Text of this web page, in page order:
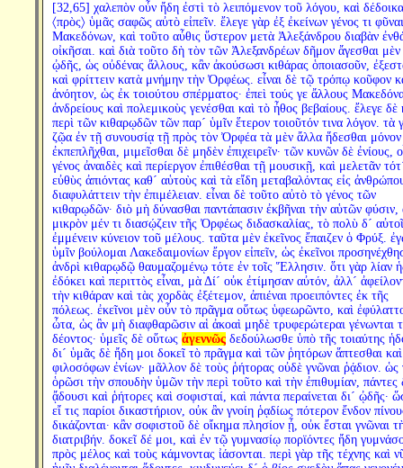
[32,65] χαλεπὸν οὖν ἤδη ἐστὶ τὸ λειπόμενον τοῦ λόγου, καὶ δέδοικα
〈πρὸς〉 ὑμᾶς σαφῶς αὐτὸ εἰπεῖν. ἔλεγε γὰρ ἐξ ἐκείνων γένος τι φῦναι
Μακεδόνων, καὶ τοῦτο αὖθις ὕστερον μετὰ Ἀλεξάνδρου διαβὰν
οἰκῆσαι. καὶ διὰ τοῦτο δὴ τὸν τῶν Ἀλεξανδρέων δῆμον ἄγεσθαι
ᾠδῆς, ὡς οὐδένας ἄλλους, κἂν ἀκούσωσι κιθάρας ὁποιασοῦν,
καὶ φρίττειν κατὰ μνήμην τὴν Ὀρφέως. εἶναι δὲ τῷ τρόπῳ κοῦφον
ἀνόητον, ὡς ἐκ τοιούτου σπέρματος· ἐπεὶ τούς γε ἄλλους
ἀνδρείους καὶ πολεμικοὺς γενέσθαι καὶ τὸ ἦθος βεβαίους. ἔλεγε δὲ
περὶ τῶν κιθαρῳδῶν τῶν παρ´ ὑμῖν ἕτερον τοιοῦτόν τινα λόγον. τὰ
ζῷα ἐν τῇ συνουσίᾳ τῇ πρὸς τὸν Ὀρφέα τὰ μὲν ἄλλα ἥδεσθαι μόνον
ἐκπεπλῆχθαι, μιμεῖσθαι δὲ μηδὲν ἐπιχειρεῖν· τῶν κυνῶν δὲ ἐνίους,
γένος ἀναιδὲς καὶ περίεργον ἐπιθέσθαι τῇ μουσικῇ, καὶ μελετᾶν
εὐθὺς ἀπιόντας καθ´ αὑτοὺς καὶ τὰ εἴδη μεταβαλόντας εἰς
διαφυλάττειν τὴν ἐπιμέλειαν. εἶναι δὲ τοῦτο αὐτὸ τὸ γένος τῶν
κιθαρῳδῶν· διὸ μὴ δύνασθαι παντάπασιν ἐκβῆναι τὴν αὑτῶν φύσιν,
μικρὸν μέν τι διασῴζειν τῆς Ὀρφέως διδασκαλίας, τὸ πολὺ δ´
ἐμμένειν κύνειον τοῦ μέλους. ταῦτα μὲν ἐκεῖνος ἔπαιζεν ὁ Φρύξ.
ὑμῖν βούλομαι Λακεδαιμονίων ἔργον εἰπεῖν, ὡς ἐκεῖνοι
ἀνδρὶ κιθαρῳδῷ θαυμαζομένῳ τότε ἐν τοῖς Ἕλλησιν. ὅτι γὰρ λίαν
ἐδόκει καὶ περιττὸς εἶναι, μὰ Δί´ οὐκ ἐτίμησαν αὐτόν, ἀλλ´
τὴν κιθάραν καὶ τὰς χορδὰς ἐξέτεμον, ἀπιέναι προειπόντες ἐκ τῆς
πόλεως. ἐκεῖνοι μὲν οὖν τὸ πρᾶγμα οὕτως ὑφεωρῶντο, καὶ
ὦτα, ὡς ἂν μὴ διαφθαρῶσιν αἱ ἀκοαὶ μηδὲ τρυφερώτεραι γένωνται
δέοντος· ὑμεῖς δὲ οὕτως ἀγεννῶςδεδούλωσθε ὑπὸ τῆς τοιαύτης
δι´ ὑμᾶς δὲ ἤδη μοι δοκεῖ τὸ πρᾶγμα καὶ τῶν ῥητόρων ἅπτεσθαι καὶ
φιλοσόφων ἐνίων· μᾶλλον δὲ τοὺς ῥήτορας οὐδὲ γνῶναι ῥᾴδιον. ὡς
ὁρῶσι τὴν σπουδὴν ὑμῶν τὴν περὶ τοῦτο καὶ τὴν ἐπιθυμίαν, πάντες
ᾄδουσι καὶ ῥήτορες καὶ σοφισταί, καὶ πάντα περαίνεται δι´ ᾠδῆς·
εἴ τις παρίοι δικαστήριον, οὐκ ἂν γνοίη ῥᾳδίως πότερον ἔνδον
δικάζονται· κἂν σοφιστοῦ δὲ οἴκημα πλησίον ᾖ, οὐκ ἔσται γνῶναι
διατριβήν. δοκεῖ δέ μοι, καὶ ἐν τῷ γυμνασίῳ πορϊόντες ἤδη
πρὸς μέλος καὶ τοὺς κάμνοντας ἰάσονται. περὶ γὰρ τῆς τέχνης καὶ